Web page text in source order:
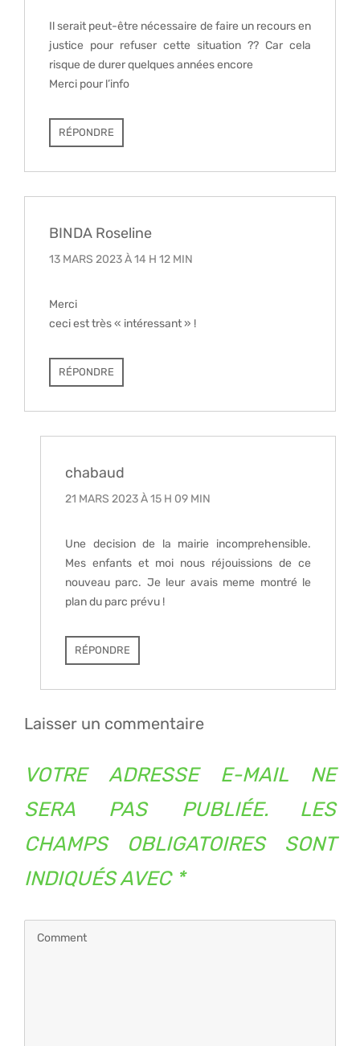
Il serait peut-être nécessaire de faire un recours en
justice pour refuser cette situation ?? Car cela
risque de durer quelques années encore
Merci pour l’info
RÉPONDRE
BINDA Roseline
13 MARS 2023 À 14 H 12 MIN
Merci
ceci est très « intéressant » !
RÉPONDRE
chabaud
21 MARS 2023 À 15 H 09 MIN
Une decision de la mairie incomprehensible.
Mes enfants et moi nous réjouissions de ce
nouveau parc. Je leur avais meme montré le
plan du parc prévu !
RÉPONDRE
Laisser un commentaire
VOTRE ADRESSE E-MAIL NE
SERA PAS PUBLIÉE.
LES
CHAMPS OBLIGATOIRES SONT
INDIQUÉS AVEC *